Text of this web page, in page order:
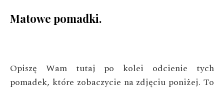
Matowe pomadki.
Opiszę Wam tutaj po kolei odcienie tych
pomadek, które zobaczycie na zdjęciu poniżej. To